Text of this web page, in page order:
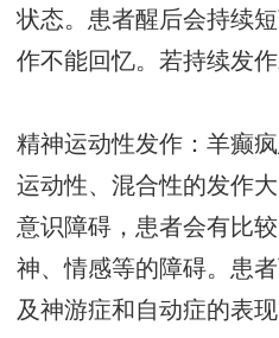
状态。患者醒后会持续
作不能回忆。若持续发
精神运动性发作：羊癫
运动性、混合性的发作
意识障碍，患者会有比
神、情感等的障碍。患
及神游症和自动症的表现